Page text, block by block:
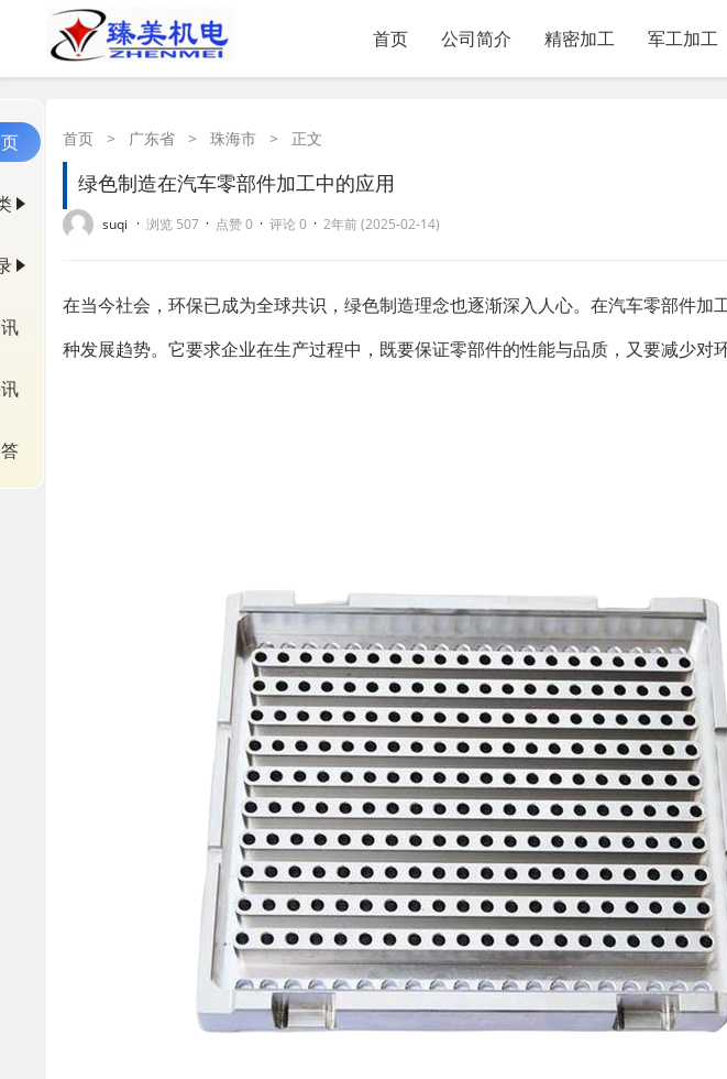
首页 公司简介 精密加工 军工加工
首页 > 广东省 > 珠海市 > 正文
绿色制造在汽车零部件加工中的应用
suqi · 浏览 507 · 点赞 0 · 评论 0 · 2年前 (2025-02-14)
在当今社会，环保已成为全球共识，绿色制造理念也逐渐深入人心。在汽车零部件加
种发展趋势。它要求企业在生产过程中，既要保证零部件的性能与品质，又要减少对